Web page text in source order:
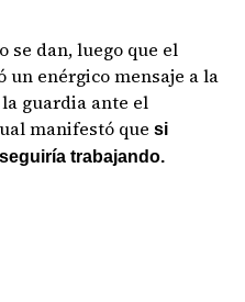
se dan, luego que el
un enérgico mensaje a la
guardia ante el
manifestó quesi
trabajando.